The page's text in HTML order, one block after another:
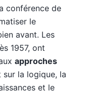
conférence de
le
avant. Les
1957, ont
approches
sur la logique, la
et le